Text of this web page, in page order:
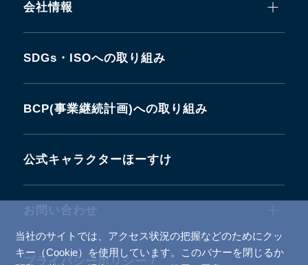
当社のサイトでは、アクセス状況の把握などのためにクッ
キー（Cookie）を使用しています。このバナーを閉じるか
会社情報
SDGs・ISOへの取り組み
BCP(事業継続計画)への取り組み
公式キャラクターほーすけ
お問い合わせ
プライバシーポリシー /